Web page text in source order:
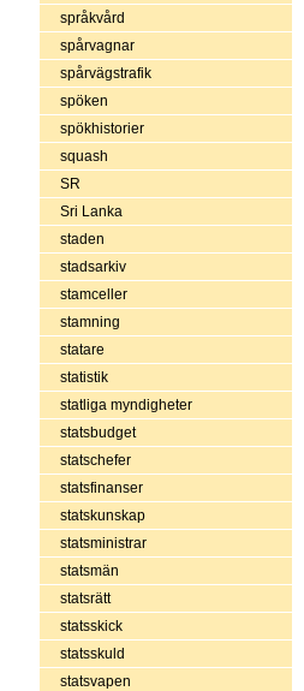
språkvård
spårvagnar
spårvägstrafik
spöken
spökhistorier
squash
SR
Sri Lanka
staden
stadsarkiv
stamceller
stamning
statare
statistik
statliga myndigheter
statsbudget
statschefer
statsfinanser
statskunskap
statsministrar
statsmän
statsrätt
statsskick
statsskuld
statsvapen